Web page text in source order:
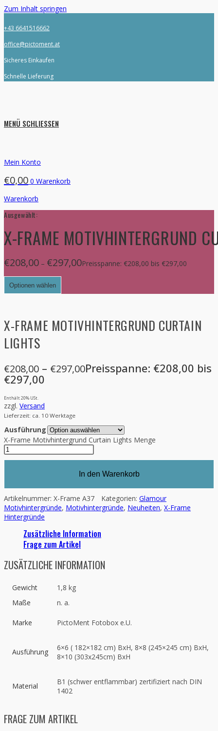
Zum Inhalt springen
+43 6641516662
office@pictoment.at
Sicheres Einkaufen
Schnelle Lieferung
MENÜ SCHLIESSEN
Mein Konto
€0,00 0 Warenkorb
Warenkorb
Ausgewählt:
X-FRAME MOTIVHINTERGRUND
€208,00 – €297,00Preisspanne: €208,00 bis €297,00
Optionen wählen
X-FRAME MOTIVHINTERGRUND CURTAIN
LIGHTS
€208,00 – €297,00Preisspanne: €208,00 bis
€297,00
Enthält 20% USt.
zzgl. Versand
Lieferzeit: ca. 10 Werktage
Ausführung
X-Frame Motivhintergrund Curtain Lights Menge
In den Warenkorb
Artikelnummer: X-Frame A37 Kategorien: Glamour
Motivhintergründe, Motivhintergründe, Neuheiten, X-Frame
Hintergründe
Zusätzliche Information
Frage zum Artikel
ZUSÄTZLICHE INFORMATION
Gewicht
1,8 kg
Maße
n. a.
Marke PictoMent Fotobox e.U.
Ausführung
6×6 ( 182×182 cm) BxH, 8×8 (245×245 cm) BxH,
8×10 (303x245cm) BxH
Material
B1 (schwer entflammbar) zertifiziert nach DIN
1402
FRAGE ZUM ARTIKEL